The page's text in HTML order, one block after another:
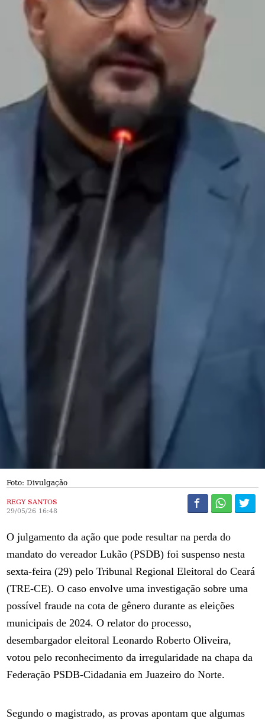
Foto: Divulgação
REGY SANTOS
29/05/26 16:48
O julgamento da ação que pode resultar na perda do
mandato do vereador Lukão (PSDB) foi suspenso nesta
sexta-feira (29) pelo Tribunal Regional Eleitoral do Ceará
(TRE-CE). O caso envolve uma investigação sobre uma
possível fraude na cota de gênero durante as eleições
municipais de 2024. O relator do processo,
desembargador eleitoral Leonardo Roberto Oliveira,
votou pelo reconhecimento da irregularidade na chapa da
Federação PSDB-Cidadania em Juazeiro do Norte.
Segundo o magistrado, as provas apontam que algumas